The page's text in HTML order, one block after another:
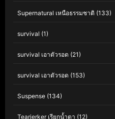
Supernatural เหนือธรรมชาติ (133)
survival (1)
survival เอาตัวรอด (21)
survival เอาตัวรอด (153)
Suspense (134)
Tearjerker เรียกน้ำตา (12)